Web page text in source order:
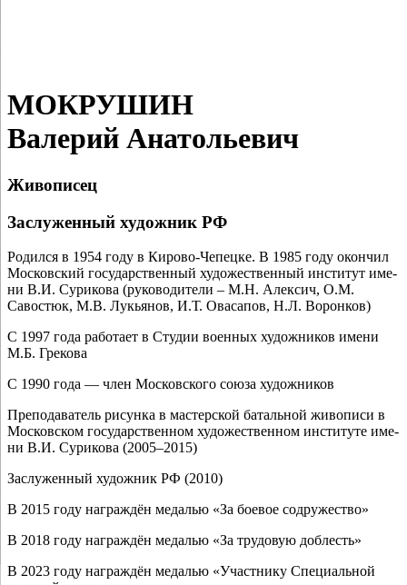
МОКРУШИН
Валерий Анатольевич
Живописец
Заслуженный художник РФ
Родился в 1954 году в Кирово-Чепецке. В 1985 году окон­чил
Московский госу­дар­ствен­ный худо­же­ствен­ный инсти­тут име­
ни В.И. Сурикова (руко­во­ди­те­ли – М.Н. Алексич, О.М.
Савостюк, М.В. Лукьянов, И.Т. Овасапов, Н.Л. Воронков)
С 1997 года рабо­та­ет в Студии воен­ных худож­ни­ков име­ни
М.Б. Грекова
С 1990 года — член Московского сою­за художников
Преподаватель рисун­ка в мастер­ской баталь­ной живо­пи­си в
Московском госу­дар­ствен­ном худо­же­ствен­ном инсти­ту­те име­
ни В.И. Сурикова (2005–2015)
Заслуженный худож­ник РФ (2010)
В 2015 году награж­дён меда­лью «За бое­вое содружество»
В 2018 году награж­дён меда­лью «За тру­до­вую доблесть»
В 2023 году награж­дён меда­лью «Участнику Специальной